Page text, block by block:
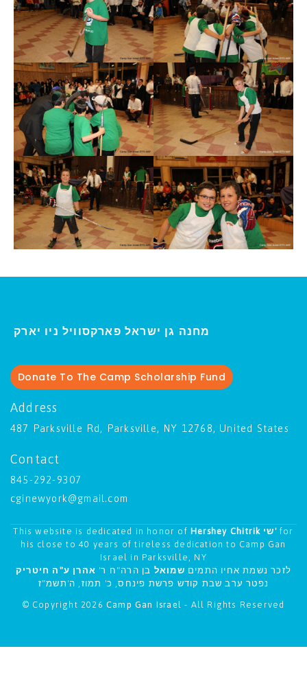
מחנה גן ישראל פארקסוויל ני
Donate To The Camp Scholarship Fund
Address
487 Parksville Rd, Parksville, NY 12768, United States
Contact
845-292-9307
cginewyork@gmail.com
This website is dedicated in honor of Hershey Chitrik שי' for
his close to 40 years of tireless dedication to Camp Gan
Israel in Parksville, NY
לזכר נשמת אחיו התמים שמואל בן הרה"ח ר' אהרן ע"ה חיטריק
נפטר ערב שבת קודש פרשת פינחס, כ' תמוז, ה'תשמ"ז
© Copyright 2026 Camp Gan Israel- All Rights Reserved